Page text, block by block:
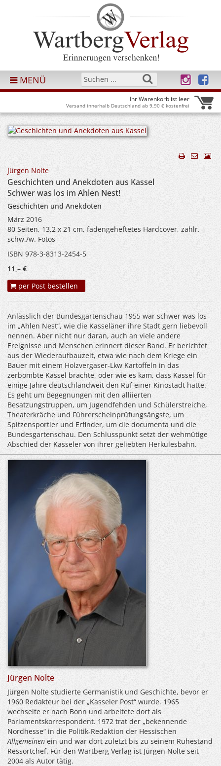
MENÜ
Ihr Warenkorb ist leer
Versand innerhalb Deutschland ab 9,90 € kostenfrei
Jürgen Nolte
Geschichten und Anekdoten aus Kassel
Schwer was los im Ahlen Nest!
Geschichten und Anekdoten
März 2016
80 Seiten, 13,2 x 21 cm, fadengeheftetes Hardcover, zahlr.
schw./w. Fotos
ISBN 978-3-8313-2454-5
11,– €
per Post bestellen
Anlässlich der Bundesgartenschau 1955 war schwer was los
im „Ahlen Nest“, wie die Kasseläner ihre Stadt gern liebevoll
nennen. Aber nicht nur daran, auch an viele andere
Ereignisse und Menschen erinnert dieser Band. Er berichtet
aus der Wiederaufbauzeit, etwa wie nach dem Kriege ein
Bauer mit einem Holzvergaser-Lkw Kartoffeln in das
zerbombte Kassel brachte, oder wie es kam, dass Kassel für
einige Jahre deutschlandweit den Ruf einer Kinostadt hatte.
Es geht um Begegnungen mit den alliierten
Besatzungstruppen, um Jugendfehden und Schülerstreiche,
Theaterkräche und Führerscheinprüfungsängste, um
Spitzensportler und Erfinder, um die documenta und die
Bundesgartenschau. Den Schlusspunkt setzt der wehmütige
Abschied der Kasseler von ihrer geliebten Herkulesbahn.
Jürgen Nolte
Jürgen Nolte studierte Germanistik und Geschichte, bevor er
1960 Redakteur bei der „Kasseler Post“ wurde. 1965
wechselte er nach Bonn und arbeitete dort als
Parlamentskorrespondent. 1972 trat der „bekennende
Nordhesse“ in die Politik-Redaktion der Hessischen
Allgemeinen ein und war dort zuletzt bis zu seinem Ruhestand
Ressortchef. Für den Wartberg Verlag ist Jürgen Nolte seit
2004 als Autor tätig.